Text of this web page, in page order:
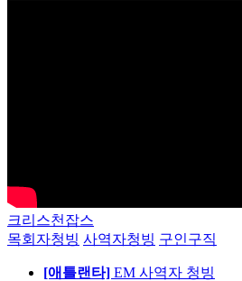
크리스천잡스
목회자청빙 사역자청빙 구인구직
[애틀랜타] EM 사역자 청빙